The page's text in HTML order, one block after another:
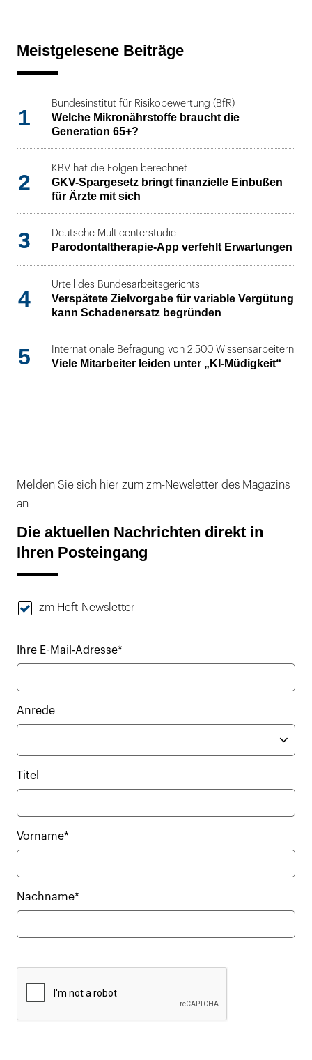
Meistgelesene Beiträge
1
Bundesinstitut für Risikobewertung (BfR)
Welche Mikronährstoffe braucht die
Generation 65+?
2
KBV hat die Folgen berechnet
GKV-Spargesetz bringt finanzielle Einbußen
für Ärzte mit sich
3 Deutsche Multicenterstudie
Parodontaltherapie-App verfehlt Erwartungen
4
Urteil des Bundesarbeitsgerichts
Verspätete Zielvorgabe für variable Vergütung
kann Schadenersatz begründen
5 Internationale Befragung von 2.500 Wissensarbeitern
Viele Mitarbeiter leiden unter „KI-Müdigkeit“
Melden Sie sich hier zum zm-Newsletter des Magazins
an
Die aktuellen Nachrichten direkt in
Ihren Posteingang
zm Heft-Newsletter
Ihre E-Mail-Adresse*
Anrede
Titel
Vorname*
Nachname*